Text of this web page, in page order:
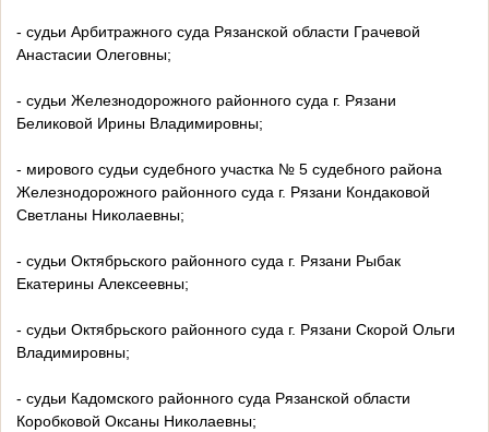
- судьи Арбитражного суда Рязанской области Грачевой
Анастасии Олеговны;
- судьи Железнодорожного районного суда г. Рязани
Беликовой Ирины Владимировны;
- мирового судьи судебного участка № 5 судебного района
Железнодорожного районного суда г. Рязани Кондаковой
Светланы Николаевны;
- судьи Октябрьского районного суда г. Рязани Рыбак
Екатерины Алексеевны;
- судьи Октябрьского районного суда г. Рязани Скорой Ольги
Владимировны;
- судьи Кадомского районного суда Рязанской области
Коробковой Оксаны Николаевны;